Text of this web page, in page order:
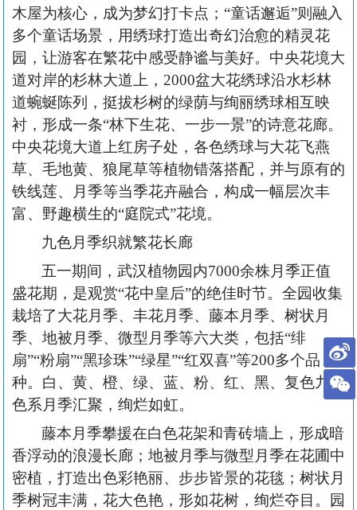
木屋为核心，成为梦幻打卡点；“童话邂逅”则融入
多个童话场景，用绣球打造出奇幻治愈的精灵花
园，让游客在繁花中感受静谧与美好。中央花境大
道对岸的杉林大道上，2000盆大花绣球沿水杉林
道蜿蜒陈列，挺拔杉树的绿荫与绚丽绣球相互映
衬，形成一条“林下生花、一步一景”的诗意花廊。
中央花境大道上红房子处，各色绣球与大花飞燕
草、毛地黄、狼尾草等植物错落搭配，并与原有的
铁线莲、月季等当季花卉融合，构成一幅层次丰
富、野趣横生的“庭院式”花境。
九色月季织就繁花长廊
五一期间，武汉植物园内7000余株月季正值
盛花期，是观赏“花中皇后”的绝佳时节。全园收集
栽培了大花月季、丰花月季、藤本月季、树状月
季、地被月季、微型月季等六大类，包括“绯
扇”“粉扇”“黑珍珠”“绿星”“红双喜”等200多个品
种。白、黄、橙、绿、蓝、粉、红、黑、复色九大
色系月季汇聚，绚烂如虹。
藤本月季攀援在白色花架和青砖墙上，形成暗
香浮动的浪漫长廊；地被月季与微型月季在花圃中
密植，打造出色彩艳丽、步步皆景的花毯；树状月
季树冠丰满，花大色艳，形如花树，绚烂夺目。园